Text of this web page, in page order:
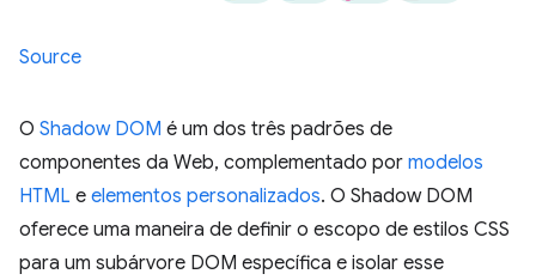
Source
O Shadow DOM é um dos três padrões de
componentes da Web, complementado por modelos
HTML e elementos personalizados. O Shadow DOM
oferece uma maneira de definir o escopo de estilos CSS
para um subárvore DOM específica e isolar esse